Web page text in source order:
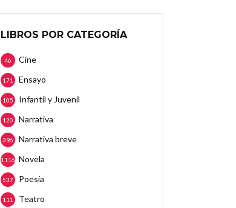
LIBROS POR CATEGORÍA
Cine
46
Ensayo
171
Infantil y Juvenil
105
Narrativa
120
Narrativa breve
396
Novela
1116
Poesía
537
Teatro
111